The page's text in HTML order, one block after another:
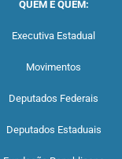
QUEM É QUEM:
Executiva Estadual
Movimentos
Deputados Federais
Deputados Estaduais